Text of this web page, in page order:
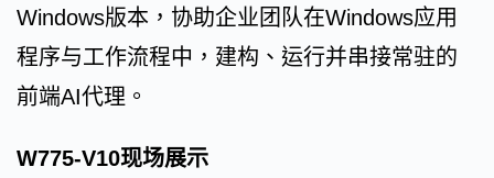
Windows版本，协助企业团队在Windows应用
程序与工作流程中，建构、运行并串接常驻的
前端AI代理。
W775-V10现场展示